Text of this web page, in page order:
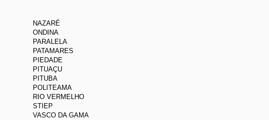
NAZARÉ
ONDINA
PARALELA
PATAMARES
PIEDADE
PITUAÇU
PITUBA
POLITEAMA
RIO VERMELHO
STIEP
VASCO DA GAMA